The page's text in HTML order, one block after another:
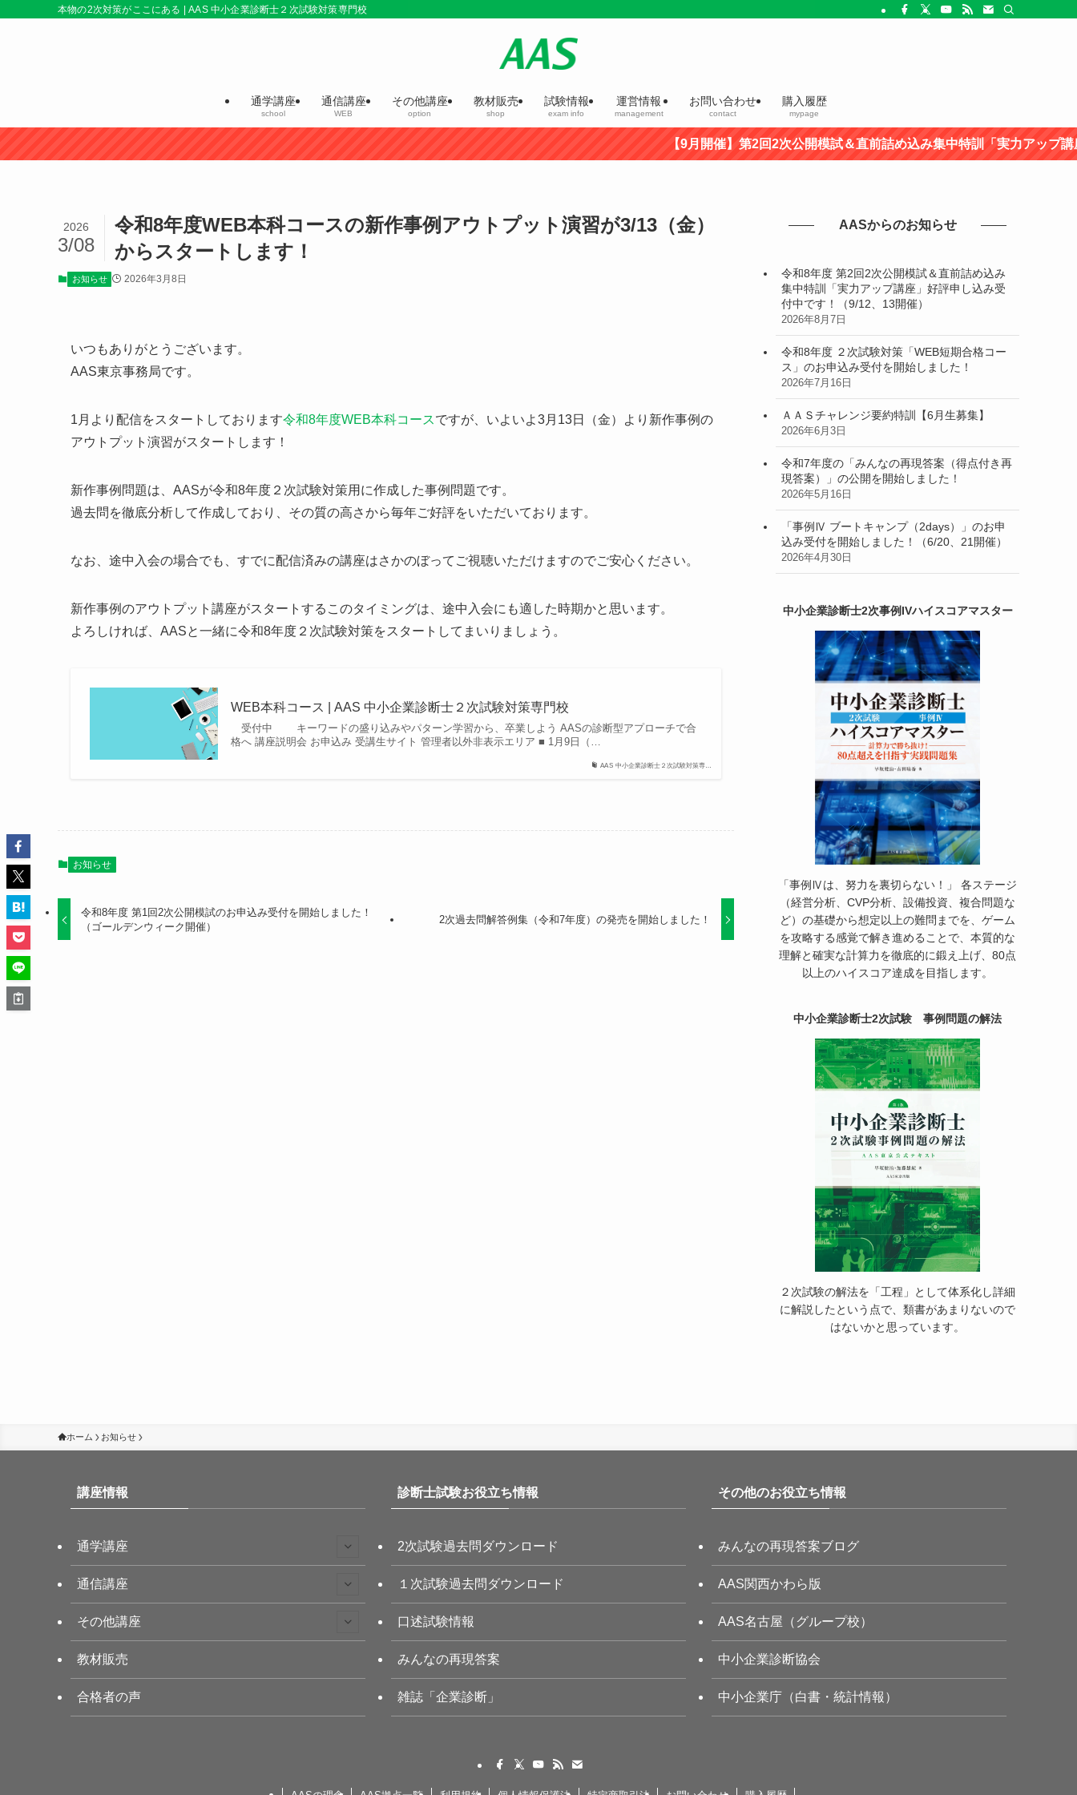
本物の2次対策がここにある | AAS 中小企業診断士２次試験対策専門校
通学講座
school
通信講座
WEB
その他講座
option
教材販売
shop
試験情報
exam info
運営情報
management
お問い合わせ
contact
購入履歴
mypage
【9月開催】第2回2次公開模試＆直前詰め込み集中特訓「実力アップ講座」好
令和8年度WEB本科コースの新作事例アウトプット演習が3/13（金）
からスタートします！
2026
3/08
お知らせ 2026年3月8日
いつもありがとうございます。
AAS東京事務局です。
1月より配信をスタートしております令和8年度WEB本科コースですが、いよいよ3月13日（金）より新作事例の
アウトプット演習がスタートします！
新作事例問題は、AASが令和8年度２次試験対策用に作成した事例問題です。
過去問を徹底分析して作成しており、その質の高さから毎年ご好評をいただいております。
なお、途中入会の場合でも、すでに配信済みの講座はさかのぼってご視聴いただけますのでご安心ください。
新作事例のアウトプット講座がスタートするこのタイミングは、途中入会にも適した時期かと思います。
よろしければ、AASと一緒に令和8年度２次試験対策をスタートしてまいりましょう。
AAS 中小企業診断士２次試験対策専…
WEB本科コース | AAS 中小企業診断士２次試験対策専門校
受付中 キーワードの盛り込みやパターン学習から、卒業しよう AASの診断型アプローチで合
格へ 講座説明会 お申込み 受講生サイト 管理者以外非表示エリア ■ 1月9日（…
お知らせ
令和8年度 第1回2次公開模試のお申込み受付を開始しました！
（ゴールデンウィーク開催）
2次過去問解答例集（令和7年度）の発売を開始しました！
AASからのお知らせ
令和8年度 第2回2次公開模試＆直前詰め込み
集中特訓「実力アップ講座」好評申し込み受
付中です！（9/12、13開催）
2026年8月7日
令和8年度 ２次試験対策「WEB短期合格コー
ス」のお申込み受付を開始しました！
2026年7月16日
ＡＡＳチャレンジ要約特訓【6月生募集】
2026年6月3日
令和7年度の「みんなの再現答案（得点付き再
現答案）」の公開を開始しました！
2026年5月16日
「事例Ⅳ ブートキャンプ（2days）」のお申
込み受付を開始しました！（6/20、21開催）
2026年4月30日
中小企業診断士2次事例IVハイスコアマスター
「事例Ⅳは、努力を裏切らない！」 各ステージ
（経営分析、CVP分析、設備投資、複合問題な
ど）の基礎から想定以上の難問までを、ゲーム
を攻略する感覚で解き進めることで、本質的な
理解と確実な計算力を徹底的に鍛え上げ、80点
以上のハイスコア達成を目指します。
中小企業診断士2次試験 事例問題の解法
２次試験の解法を「工程」として体系化し詳細
に解説したという点で、類書があまりないので
はないかと思っています。
ホーム お知らせ
講座情報
通学講座
通信講座
その他講座
教材販売
合格者の声
診断士試験お役立ち情報
2次試験過去問ダウンロード
１次試験過去問ダウンロード
口述試験情報
みんなの再現答案
雑誌「企業診断」
その他のお役立ち情報
みんなの再現答案ブログ
AAS関西かわら版
AAS名古屋（グループ校）
中小企業診断協会
中小企業庁（白書・統計情報）